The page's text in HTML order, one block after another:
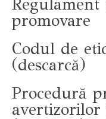
promovare
Codul de
(descarcă)
Procedură